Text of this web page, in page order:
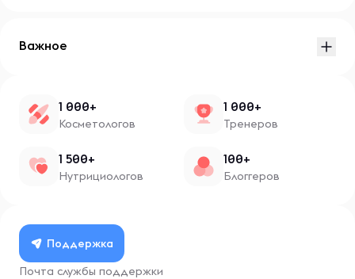
Важное
1 000+
Косметологов
1 000+
Тренеров
1 500+
Нутрициологов
100+
Блоггеров
Поддержка
Почта службы поддержки